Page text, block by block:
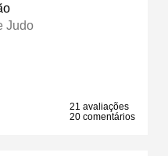
Judo
21 avaliações
20 comentários